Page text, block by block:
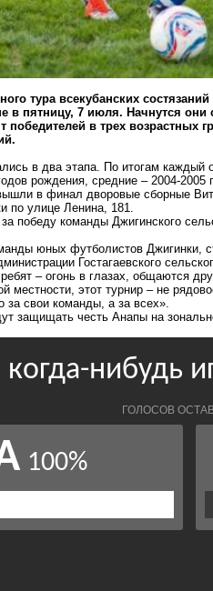
тура всекубанских
в пятницу, 7 июля. Начнутся они
в трех возрастных
в два этапа. По итогам каждый
рождения, средние – 2004-
в финал дворовые сборные
по улице Ленина, 181.
победу команды Джигинского
юных футболистов Джигинки,
Гостагаевского
– огонь в глазах, общаются
местности, этот турнир – не
свои команды, а за всех».
защищать честь Анапы на